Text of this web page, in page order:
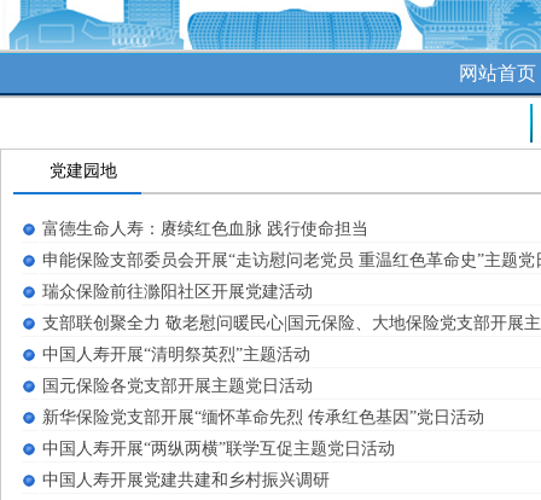
网站首
党建园地
富德生命人寿：赓续红色血脉 践行使命担当
申能保险支部委员会开展“走访慰问老党员 重温红色革命史”主题党
瑞众保险前往滁阳社区开展党建活动
支部联创聚全力 敬老慰问暖民心|国元保险、大地保险党支部开展
中国人寿开展“清明祭英烈”主题活动
国元保险各党支部开展主题党日活动
新华保险党支部开展“缅怀革命先烈 传承红色基因”党日活动
中国人寿开展“两纵两横”联学互促主题党日活动
中国人寿开展党建共建和乡村振兴调研